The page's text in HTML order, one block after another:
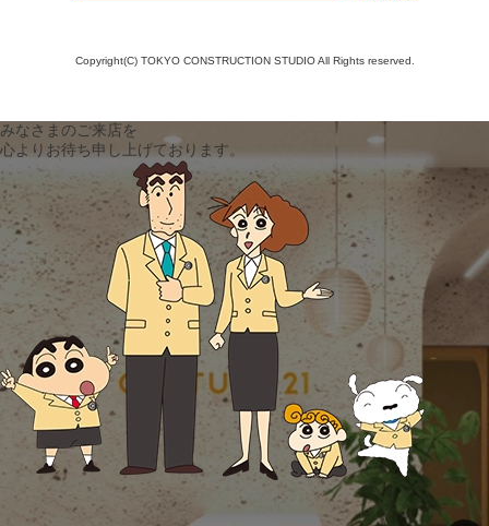
Copyright(C) TOKYO CONSTRUCTION STUDIO All Rights reserved.
みなさまのご来店を
心よりお待ち申し上げております。